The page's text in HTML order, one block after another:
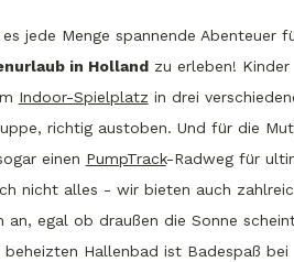
jede Menge spannende Abenteuer
in Hollandzu erleben! Kinder
Indoor-Spielplatz in drei
richtig austoben. Und für die
einen PumpTrack-Radweg für
nicht alles - wir bieten auch
an, egal ob draußen die Sonne
Hallenbad ist Badespaß bei